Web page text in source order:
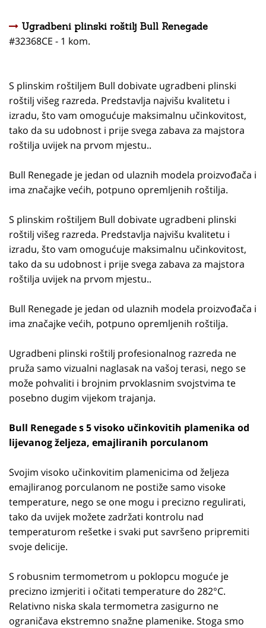
Ugradbeni plinski roštilj Bull Renegade
#32368CE - 1 kom.
S plinskim roštiljem Bull dobivate ugradbeni plinski
roštilj višeg razreda. Predstavlja najvišu kvalitetu i
izradu, što vam omogućuje maksimalnu učinkovitost,
tako da su udobnost i prije svega zabava za majstora
roštilja uvijek na prvom mjestu..
Bull Renegade je jedan od ulaznih modela proizvođača i
ima značajke većih, potpuno opremljenih roštilja.
S plinskim roštiljem Bull dobivate ugradbeni plinski
roštilj višeg razreda. Predstavlja najvišu kvalitetu i
izradu, što vam omogućuje maksimalnu učinkovitost,
tako da su udobnost i prije svega zabava za majstora
roštilja uvijek na prvom mjestu..
Bull Renegade je jedan od ulaznih modela proizvođača i
ima značajke većih, potpuno opremljenih roštilja.
Ugradbeni plinski roštilj profesionalnog razreda ne
pruža samo vizualni naglasak na vašoj terasi, nego se
može pohvaliti i brojnim prvoklasnim svojstvima te
posebno dugim vijekom trajanja.
Bull Renegade s 5 visoko učinkovitih plamenika od
lijevanog željeza, emajliranih porculanom
Svojim visoko učinkovitim plamenicima od željeza
emajliranog porculanom ne postiže samo visoke
temperature, nego se one mogu i precizno regulirati,
tako da uvijek možete zadržati kontrolu nad
temperaturom rešetke i svaki put savršeno pripremiti
svoje delicije.
S robusnim termometrom u poklopcu moguće je
precizno izmjeriti i očitati temperature do 282°C.
Relativno niska skala termometra zasigurno ne
ograničava ekstremno snažne plamenike. Stoga smo